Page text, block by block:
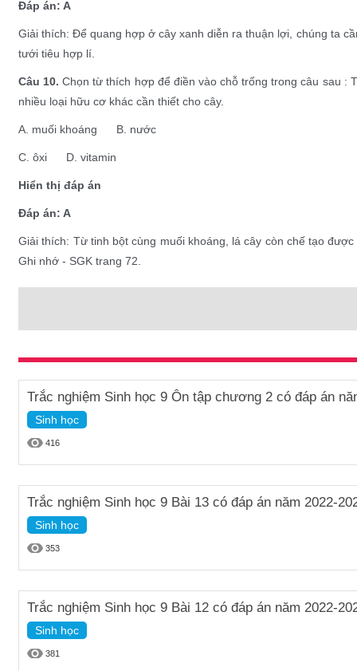
Đáp án: A
Giải thích: Để quang hợp ở cây xanh diễn ra thuận lợi, chúng ta
tưới tiêu hợp lí.
Câu 10. Chọn từ thích hợp để điền vào chỗ trống trong câu sau
nhiều loại hữu cơ khác cần thiết cho cây.
A. muối khoáng B. nước
C. ôxi D. vitamin
Hiển thị đáp án
Đáp án: A
Giải thích: Từ tinh bột cùng muối khoáng, lá cây còn chế tạo
Ghi nhớ - SGK trang 72.
Trắc nghiệm Sinh học 9 Ôn tập chương 2 có đáp án
Sinh học
416
Trắc nghiệm Sinh học 9 Bài 13 có đáp án năm 2022-
Sinh học
353
Trắc nghiệm Sinh học 9 Bài 12 có đáp án năm 2022-
Sinh học
381